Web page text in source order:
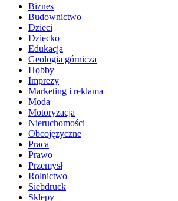
Biznes
Budownictwo
Dzieci
Dziecko
Edukacja
Geologia górnicza
Hobby
Imprezy
Marketing i reklama
Moda
Motoryzacja
Nieruchomości
Obcojęzyczne
Praca
Prawo
Przemysł
Rolnictwo
Siebdruck
Sklepy